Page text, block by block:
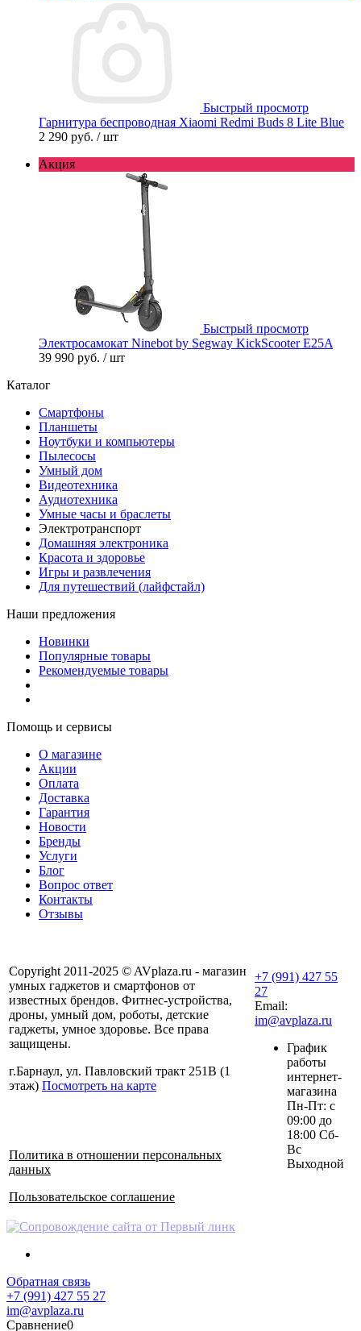
Быстрый просмотр
Гарнитура беспроводная Xiaomi Redmi Buds 8 Lite Blue
2 290 руб. / шт
Акция
Быстрый просмотр
Электросамокат Ninebot by Segway KickScooter E25A
39 990 руб. / шт
Каталог
Смартфоны
Планшеты
Ноутбуки и компьютеры
Пылесосы
Умный дом
Видеотехника
Аудиотехника
Умные часы и браслеты
Электротранспорт
Домашняя электроника
Красота и здоровье
Игры и развлечения
Для путешествий (лайфстайл)
Наши предложения
Новинки
Популярные товары
Рекомендуемые товары
Помощь и сервисы
О магазине
Акции
Оплата
Доставка
Гарантия
Новости
Бренды
Услуги
Блог
Вопрос ответ
Контакты
Отзывы
Copyright 2011-2025 © AVplaza.ru - магазин
умных гаджетов и смартфонов от
известных брендов. Фитнес-устройства,
дроны, умный дом, роботы, детские
гаджеты, умное здоровье. Все права
защищены.
г.Барнаул, ул. Павловский тракт 251В (1
этаж) Посмотреть на карте
Политика в отношении персональных
данных
Пользовательское соглашение
+7 (991) 427 55
27
Email:
im@avplaza.ru
График
работы
интернет-
магазина
Пн-Пт: с
09:00 до
18:00 Сб-
Вс
Выходной
Обратная связь
+7 (991) 427 55 27
im@avplaza.ru
Сравнение0